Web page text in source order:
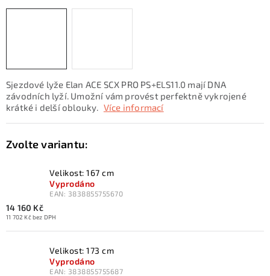
CYKLO Servis
Sjezdové lyže Elan ACE SCX PRO PS+ELS11.0 mají DNA
závodních lyží. Umožní vám provést perfektně vykrojené
krátké i delší oblouky. Více informací
Velikost: 167 cm
Vyprodáno
EAN: 3838855755670
14 160 Kč
11 702 Kč bez DPH
Velikost: 173 cm
Vyprodáno
EAN: 3838855755687